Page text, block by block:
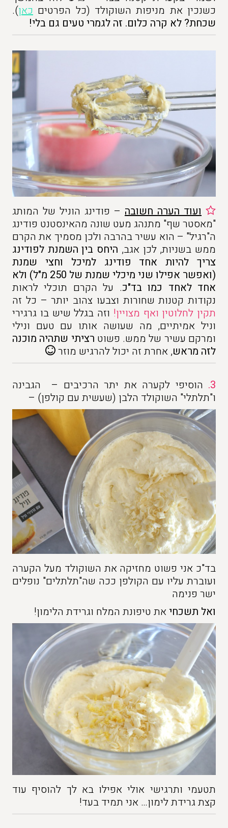
כשנכין את מניפות השוקולד (כל הפרטים כאן).
שכחת? לא קרה כלום. זה לגמרי טעים גם בלי!
ועודהערה חשובה – פודינג הוניל של המותג
"מאסטר שף" מתנהג מעט שונה מהאינסטנט פודינג
ה"רגיל" – הוא עשיר בהרבה ולכן מסמיך את הקרם
ממש בשניות, לכן אגב, היחס בין השמנת לפודינג
צריך להיות אחד פודינג למיכל וחצי שמנת
(ואפשר אפילו שני מיכלי שמנת של 250 מ"ל) ולא
אחד לאחד כמו בד"כ. על הקרם תוכלי לראות
נקודות קטנות שחורות וצבעו צהוב יותר – כל זה
תקין לחלוטין ואף מצויין! וזה בגלל שיש בו גרגירי
וניל אמיתיים, מה שעושה אותו עם טעם ונילי
ומרקם עשיר של ממש. פשוט רציתי שתהיה מוכנה
לזה מראש, אחרת זה יכול להרגיש מוזר
3. הוסיפי לקערה את יתר הרכיבים – הגבינה
ו"תלתלי" השוקולד הלבן (שעשית עם קולפן) –
בד"כ אני פשוט מחזיקה את השוקולד מעל הקערה
ועוברת עליו עם הקולפן ככה שה"תלתלים" נופלים
ישר פנימה
ואל תשכחי את טיפונת המלח וגרידת הלימון!
תטעמי ותרגישי אולי אפילו בא לך להוסיף עוד
קצת גרידת לימון… אני תמיד בעד!